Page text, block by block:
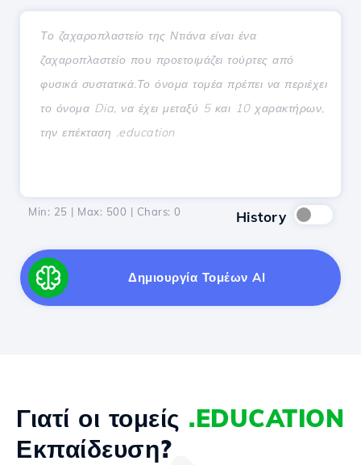
Min: 25 | Max: 500 | Chars: 0 History
Δημιουργία Τομέων AI
Γιατί οι τομείς .EDUCATION
Εκπαίδευση?